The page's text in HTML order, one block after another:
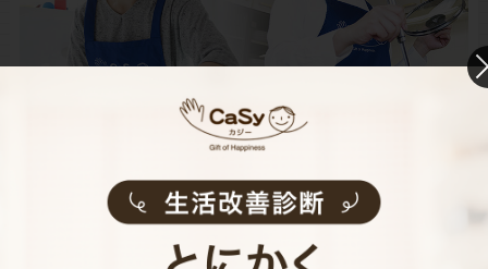
CaSyは、1時間2,790円(税込)からお使いいただけるカン
タン･便利･あんしんなお掃除代行･お料理代行サービスで